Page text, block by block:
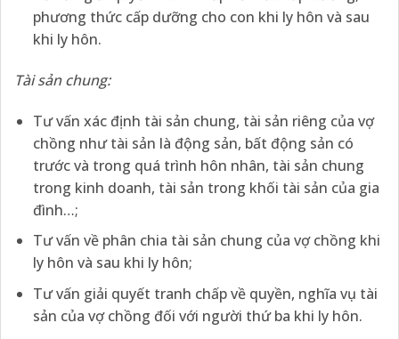
phương thức cấp dưỡng cho con khi ly hôn và sau
khi ly hôn.
Tài sản chung:
Tư vấn xác định tài sản chung, tài sản riêng của vợ
chồng như tài sản là động sản, bất động sản có
trước và trong quá trình hôn nhân, tài sản chung
trong kinh doanh, tài sản trong khối tài sản của gia
đình…;
Tư vấn về phân chia tài sản chung của vợ chồng khi
ly hôn và sau khi ly hôn;
Tư vấn giải quyết tranh chấp về quyền, nghĩa vụ tài
sản của vợ chồng đối với người thứ ba khi ly hôn.